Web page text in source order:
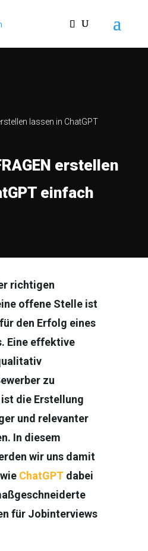
lassen in ChatGPT
erstellen
einfach
richtigen
offene Stelle ist
den Erfolg eines
Eine effektive
zu
die Erstellung
und relevanter
In diesem
wir uns damit
ChatGPTdabei
für Jobinterviews